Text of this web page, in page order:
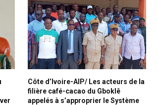
Côte d’Ivoire-AIP/ Les acteurs de la
filière café-cacao du Gboklê
appelés à s’approprier le Système